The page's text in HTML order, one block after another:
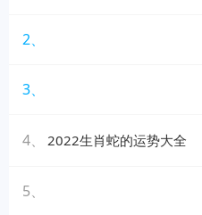
2、
3、
4、 2022生肖蛇的运势大全
5、